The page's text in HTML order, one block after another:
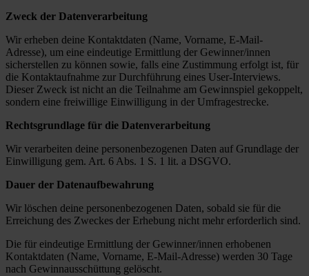
Zweck der Datenverarbeitung
Wir erheben deine Kontaktdaten (Name, Vorname, E-Mail-
Adresse), um eine eindeutige Ermittlung der Gewinner/innen
sicherstellen zu können sowie, falls eine Zustimmung erfolgt ist, für
die Kontaktaufnahme zur Durchführung eines User-Interviews.
Dieser Zweck ist nicht an die Teilnahme am Gewinnspiel gekoppelt,
sondern eine freiwillige Einwilligung in der Umfragestrecke.
Rechtsgrundlage für die Datenverarbeitung
Wir verarbeiten deine personenbezogenen Daten auf Grundlage der
Einwilligung gem. Art. 6 Abs. 1 S. 1 lit. a DSGVO.
Dauer der Datenaufbewahrung
Wir löschen deine personenbezogenen Daten, sobald sie für die
Erreichung des Zweckes der Erhebung nicht mehr erforderlich sind.
Die für eindeutige Ermittlung der Gewinner/innen erhobenen
Kontaktdaten (Name, Vorname, E-Mail-Adresse) werden 30 Tage
nach Gewinnausschüttung gelöscht.